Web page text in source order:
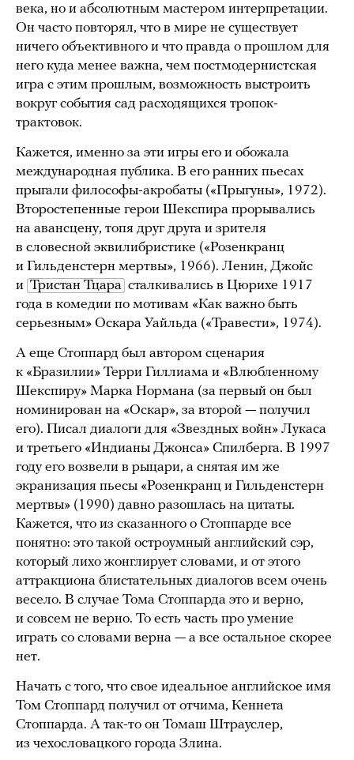
века, но и абсолютным мастером интерпретации.
Он часто повторял, что в мире не существует
ничего объективного и что правда о прошлом для
него куда менее важна, чем постмодернистская
игра с этим прошлым, возможность выстроить
вокруг события сад расходящихся тропок-
трактовок.
Кажется, именно за эти игры его и обожала
международная публика. В его ранних пьесах
прыгали философы-акробаты («Прыгуны», 1972).
Второстепенные герои Шекспира прорывались
на авансцену, топя друг друга и зрителя
в словесной эквилибристике («Розенкранц
и Гильденстерн мертвы», 1966). Ленин, Джойс
и Тристан Тцара сталкивались в Цюрихе 1917
года в комедии по мотивам «Как важно быть
серьезным» Оскара Уайльда («Травести», 1974).
А еще Стоппард был автором сценария
к «Бразилии» Терри Гиллиама и «Влюбленному
Шекспиру» Марка Нормана (за первый он был
номинирован на «Оскар», за второй — получил
его). Писал диалоги для «Звездных войн» Лукаса
и третьего «Индианы Джонса» Спилберга. В 1997
году его возвели в рыцари, а снятая им же
экранизация пьесы «Розенкранц и Гильденстерн
мертвы» (1990) давно разошлась на цитаты.
Кажется, что из сказанного о Стоппарде все
понятно: это такой остроумный английский сэр,
который лихо жонглирует словами, и от этого
аттракциона блистательных диалогов всем очень
весело. В случае Тома Стоппарда это и верно,
и совсем не верно. То есть часть про умение
играть со словами верна — а все остальное скорее
нет.
Начать с того, что свое идеальное английское имя
Том Стоппард получил от отчима, Кеннета
Стоппарда. А так-то он Томаш Штрауслер,
из чехословацкого города Злина.